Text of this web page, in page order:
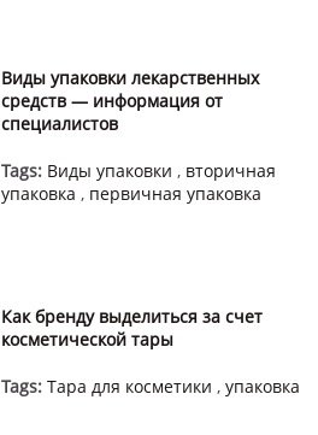
Виды упаковки лекарственных
средств — информация от
специалистов
Tags: Виды упаковки , вторичная
упаковка , первичная упаковка
Как бренду выделиться за счет
косметической тары
Tags: Тара для косметики , упаковка